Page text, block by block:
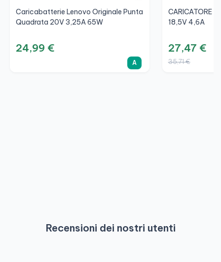
Caricabatterie Lenovo Originale Punta
Quadrata 20V 3,25A 65W
24,99 €
A
CARICATORE
18,5V 4,6A
27,47 €
35,71 €
Recensioni dei nostri utenti